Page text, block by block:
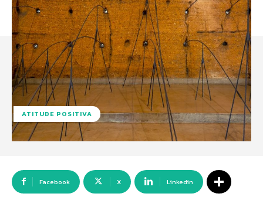
ATITUDE POSITIVA
Facebook X Linkedin